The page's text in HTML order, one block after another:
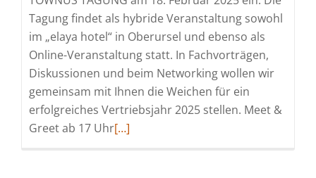
Frankfurt
am
Main)
Tagung findet als hybride Veranstaltung sowohl
im „elaya hotel“ in Oberursel und ebenso als
Online-Veranstaltung statt. In Fachvorträgen,
Diskussionen und beim Networking wollen wir
gemeinsam mit Ihnen die Weichen für ein
erfolgreiches Vertriebsjahr 2025 stellen. Meet &
Greet ab 17 UhrRead
[…]